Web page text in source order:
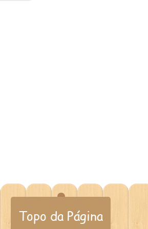
Topo da Página